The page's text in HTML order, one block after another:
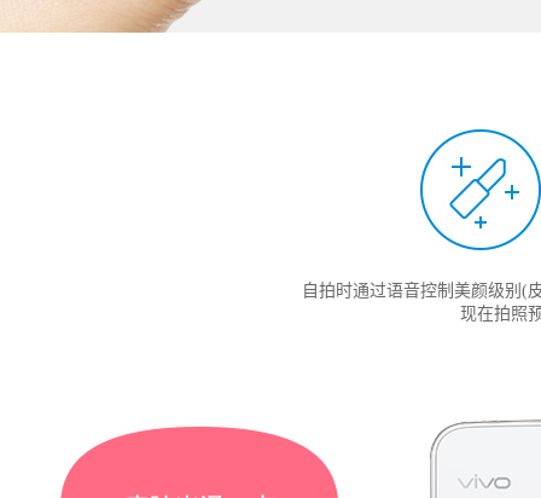
自拍时通过语音控制美颜级别(
现在拍照